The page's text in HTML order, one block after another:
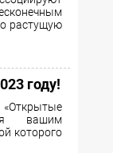
растущую
году!
вашим
которого